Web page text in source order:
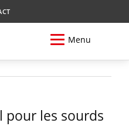
Menu
pour les sourds